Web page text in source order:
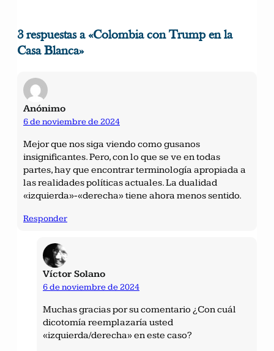
3 respuestas a «Colombia con Trump en la
Casa Blanca»
Anónimo
6 de noviembre de 2024
Mejor que nos siga viendo como gusanos
insignificantes. Pero, con lo que se ve en todas
partes, hay que encontrar terminología apropiada a
las realidades políticas actuales. La dualidad
«izquierda»-«derecha» tiene ahora menos sentido.
Responder
Víctor Solano
6 de noviembre de 2024
Muchas gracias por su comentario ¿Con cuál
dicotomía reemplazaría usted
«izquierda/derecha» en este caso?